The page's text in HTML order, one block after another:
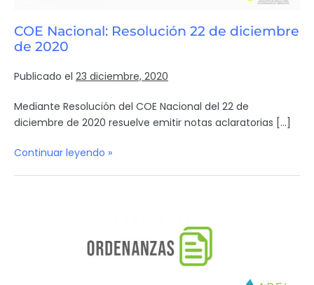
COE Nacional: Resolución 22 de diciembre
de 2020
Publicado el 23 diciembre, 2020
Mediante Resolución del COE Nacional del 22 de
diciembre de 2020 resuelve emitir notas aclaratorias […]
Continuar leyendo »